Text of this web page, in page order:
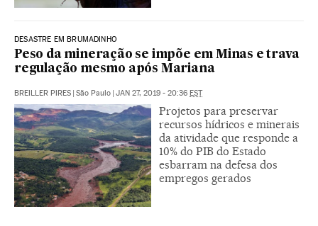
DESASTRE EM BRUMADINHO
Peso da mineração se impõe em Minas e trava
regulação mesmo após Mariana
BREILLER PIRES | São Paulo | JAN 27, 2019 - 20:36 EST
Projetos para preservar
recursos hídricos e minerais
da atividade que responde a
10% do PIB do Estado
esbarram na defesa dos
empregos gerados